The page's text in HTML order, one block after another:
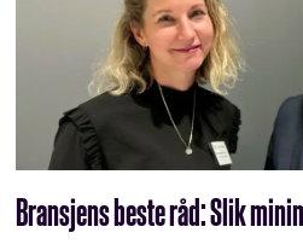
Bransjens beste råd: Slik